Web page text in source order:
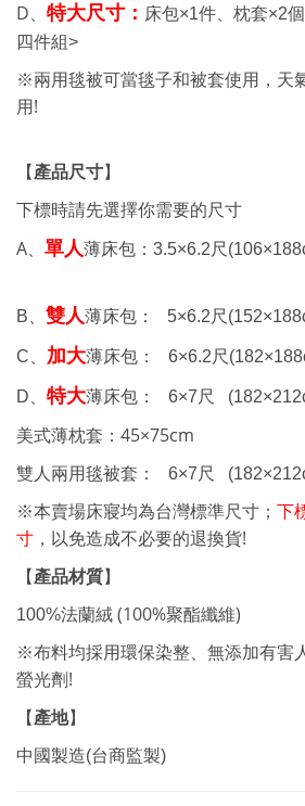
D、 特大尺寸： 床包×1件、 枕套×2
四件組>
※兩用毯被可當毯子和被套使用，天
用 !
【 產品尺寸】
下標時請先選擇你需要的尺寸
A、 單人薄床包： 3.5×6.2尺
B、 雙人薄床包： 5×6.2尺
C、 加大薄床包： 6×6.2尺
D、 特大薄床包： 6×7尺
美式薄枕套： 45×75cm
雙人兩用毯被套： 6×7尺
※本賣場床寢均為台灣標準尺寸； 下
寸 ，以免造成不必要的退換貨!
【 產品材質】
100%法蘭絨 (100%聚酯纖維)
※布料均採用環保染整、無添加有害
螢光劑 !
【 產地】
中國製造(台商監製)